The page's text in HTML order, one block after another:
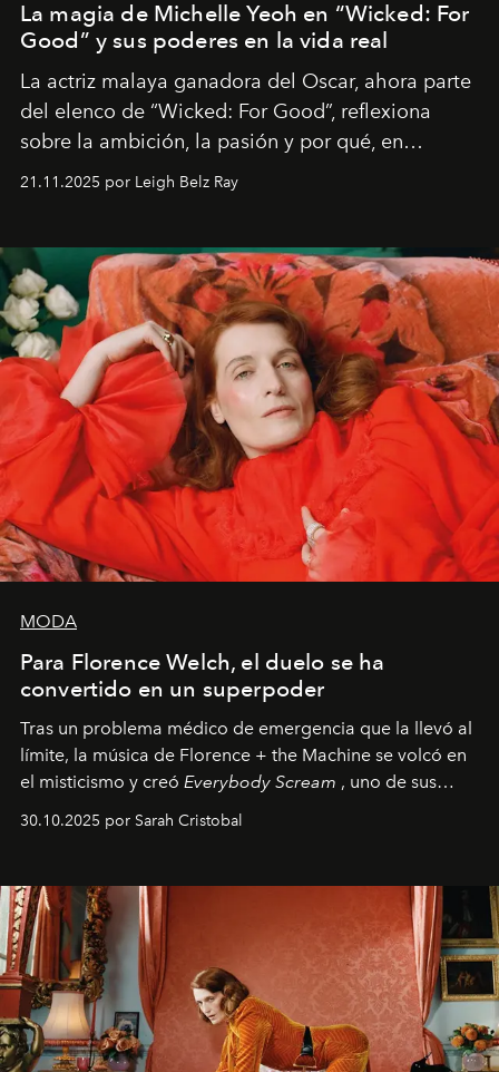
La magia de Michelle Yeoh en “Wicked: For
Good” y sus poderes en la vida real
La actriz malaya ganadora del Oscar, ahora parte
del elenco de “Wicked: For Good”, reflexiona
sobre la ambición, la pasión y por qué, en
ocasiones, la introspección puede esperar. “Es
importa si no lo entienden’”, confiesa.
21.11.2025 por Leigh Belz Ray
MODA
Para Florence Welch, el duelo se ha
convertido en un superpoder
Tras un problema médico de emergencia que la llevó al
límite, la música de Florence + the Machine se volcó en
el misticismo y creó Everybody Scream , uno de sus
álbumes más profundos hasta la fecha.
30.10.2025 por Sarah Cristobal